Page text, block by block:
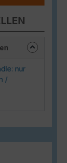
nur
/